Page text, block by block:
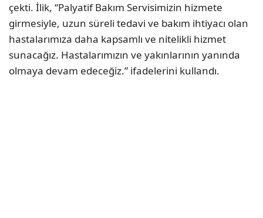
çekti. İlik, “Palyatif Bakım Servisimizin hizmete
girmesiyle, uzun süreli tedavi ve bakım ihtiyacı olan
hastalarımıza daha kapsamlı ve nitelikli hizmet
sunacağız. Hastalarımızın ve yakınlarının yanında
olmaya devam edeceğiz.” ifadelerini kullandı.